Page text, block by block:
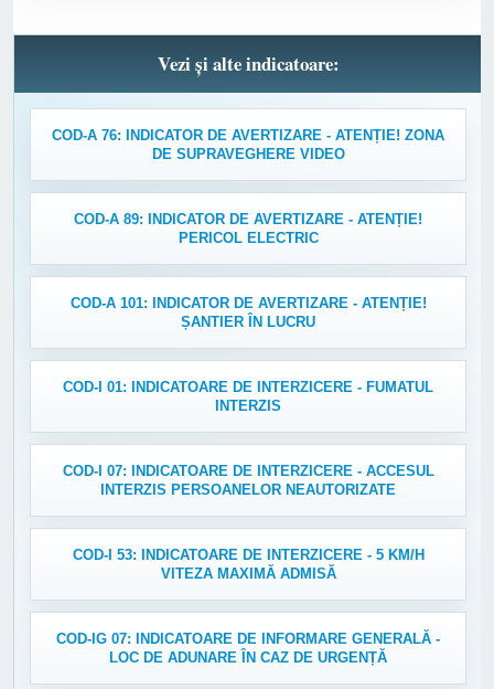
Vezi și alte indicatoare:
COD-A 76: INDICATOR DE AVERTIZARE - ATENȚIE! ZONA
DE SUPRAVEGHERE VIDEO
COD-A 89: INDICATOR DE AVERTIZARE - ATENȚIE!
PERICOL ELECTRIC
COD-A 101: INDICATOR DE AVERTIZARE - ATENȚIE!
ȘANTIER ÎN LUCRU
COD-I 01: INDICATOARE DE INTERZICERE - FUMATUL
INTERZIS
COD-I 07: INDICATOARE DE INTERZICERE - ACCESUL
INTERZIS PERSOANELOR NEAUTORIZATE
COD-I 53: INDICATOARE DE INTERZICERE - 5 KM/H
VITEZA MAXIMĂ ADMISĂ
COD-IG 07: INDICATOARE DE INFORMARE GENERALĂ -
LOC DE ADUNARE ÎN CAZ DE URGENȚĂ